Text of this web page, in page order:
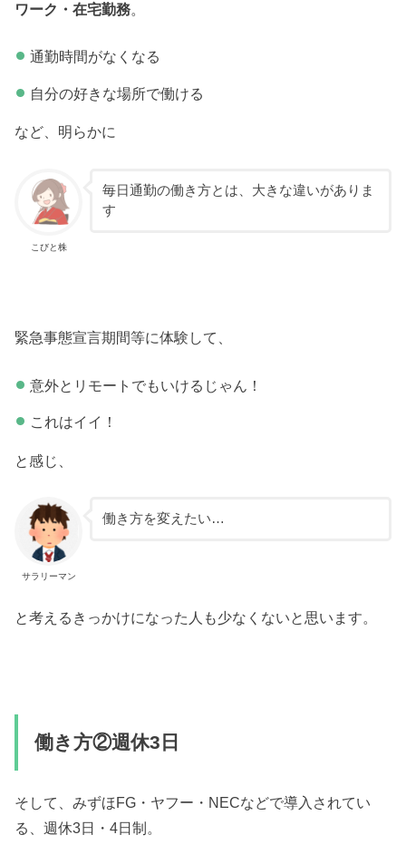
ワーク・在宅勤務。
通勤時間がなくなる
自分の好きな場所で働ける
など、明らかに
こびと株
毎日通勤の働き方とは、大きな違いがありま
す
緊急事態宣言期間等に体験して、
意外とリモートでもいけるじゃん！
これはイイ！
と感じ、
サラリーマン
働き方を変えたい…
と考えるきっかけになった人も少なくないと思います。
働き方②週休3日
そして、みずほFG・ヤフー・NECなどで導入されてい
る、週休3日・4日制。